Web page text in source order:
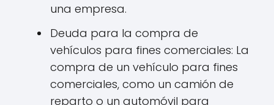
una empresa.
Deuda para la compra de
vehículos para fines comerciales: La
compra de un vehículo para fines
comerciales, como un camión de
reparto o un automóvil para